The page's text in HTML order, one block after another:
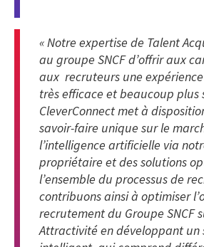
« Notre expertise de Talent
au groupe SNCF d’offrir aux
aux recruteurs une
très efficace et beaucoup plus
CleverConnect met à
savoir-faire unique sur le
l’intelligence artificielle via
propriétaire et des solutions
l’ensemble du processus de
contribuons ainsi à optimiser
recrutement du Groupe SNCF
Attractivité en développant un